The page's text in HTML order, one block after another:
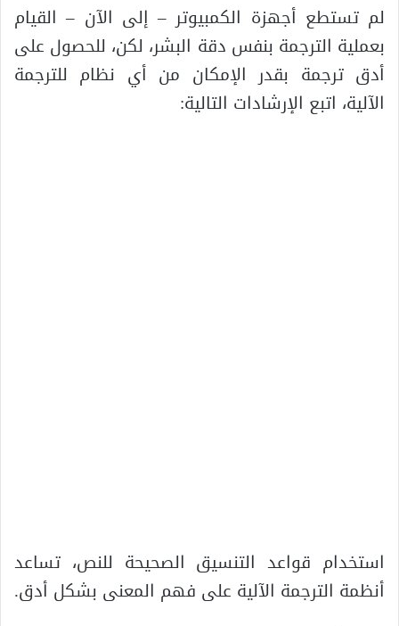
لم تستطع أجهزة الكمبيوتر – إلى الآن – القيام
بعملية الترجمة بنفس دقة البشر، لكن، للحصول على
أدق ترجمة بقدر الإمكان من أي نظام للترجمة
الآلية، اتبع الإرشادات التالية:
استخدام قواعد التنسيق الصحيحة للنص، تساعد
أنظمة الترجمة الآلية على فهم المعنى بشكل أدق.